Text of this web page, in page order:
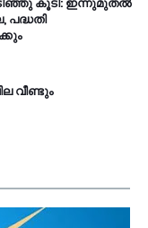
പദ്ധതി
വീണ്ടും